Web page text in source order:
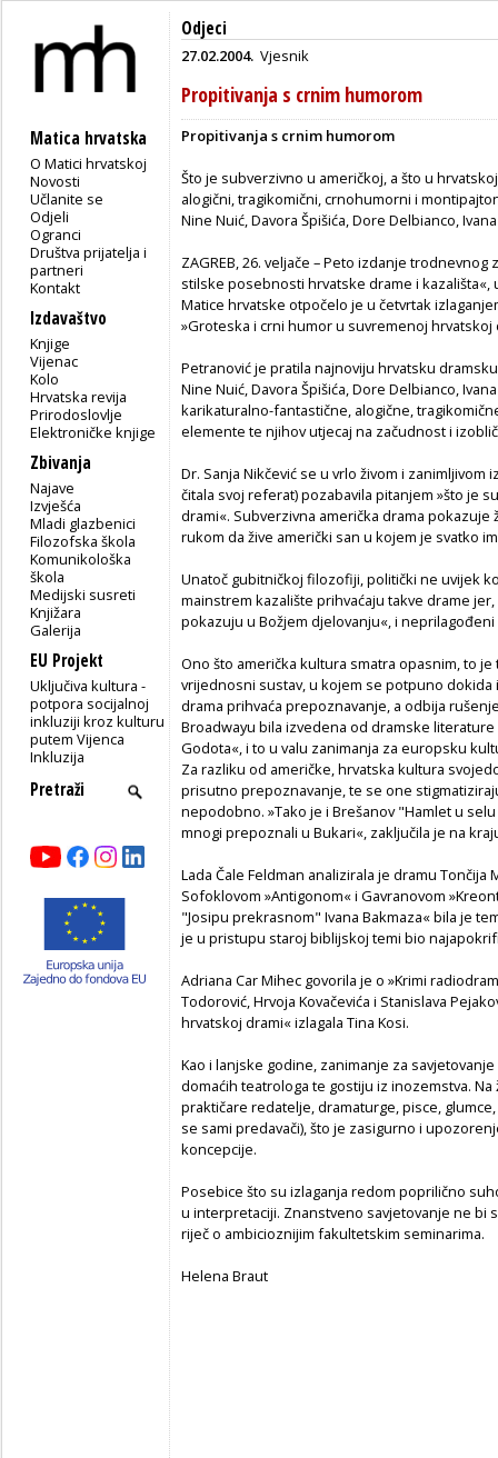
Matica hrvatska
O Matici hrvatskoj
Novosti
Učlanite se
Odjeli
Ogranci
Društva prijatelja i
partneri
Kontakt
Izdavaštvo
Knjige
Vijenac
Kolo
Hrvatska revija
Prirodoslovlje
Elektroničke knjige
Zbivanja
Najave
Izvješća
Mladi glazbenici
Filozofska škola
Komunikološka
škola
Medijski susreti
Knjižara
Galerija
EU Projekt
Uključiva kultura -
potpora socijalnoj
inkluziji kroz kulturu
putem Vijenca
Inkluzija
Odjeci
27.02.2004. Vjesnik
Propitivanja s crnim humorom
Propitivanja s crnim humorom
Što je subverzivno u američkoj, a što u
alogični, tragikomični, crnohumorni i
Nine Nuić, Davora Špišića, Dore Delbianco,
ZAGREB, 26. veljače – Peto izdanje
stilske posebnosti hrvatske drame i kazališta«,
Matice hrvatske otpočelo je u četvrtak
»Groteska i crni humor u suvremenoj hrvatskoj
Petranović je pratila najnoviju hrvatsku
Nine Nuić, Davora Špišića, Dore Delbianco,
karikaturalno-fantastične, alogične,
elemente te njihov utjecaj na začudnost i
Dr. Sanja Nikčević se u vrlo živom i
čitala svoj referat) pozabavila pitanjem »što je
drami«. Subverzivna američka drama
rukom da žive američki san u kojem je svatko
Unatoč gubitničkoj filozofiji, politički ne uvijek
mainstrem kazalište prihvaćaju takve drame
pokazuju u Božjem djelovanju«, i neprilagođeni
Ono što američka kultura smatra opasnim, to
vrijednosni sustav, u kojem se potpuno dokida
drama prihvaća prepoznavanje, a odbija
Broadwayu bila izvedena od dramske
Godota«, i to u valu zanimanja za europsku
Za razliku od američke, hrvatska kultura
prisutno prepoznavanje, te se one
nepodobno. »Tako je i Brešanov "Hamlet u
mnogi prepoznali u Bukari«, zaključila je na
Lada Čale Feldman analizirala je dramu
Sofoklovom »Antigonom« i Gavranovom
"Josipu prekrasnom" Ivana Bakmaza« bila je
je u pristupu staroj biblijskoj temi bio
Adriana Car Mihec govorila je o »Krimi
Todorović, Hrvoja Kovačevića i Stanislava
hrvatskoj drami« izlagala Tina Kosi.
Kao i lanjske godine, zanimanje za
domaćih teatrologa te gostiju iz inozemstva.
praktičare redatelje, dramaturge, pisce,
se sami predavači), što je zasigurno i
koncepcije.
Posebice što su izlaganja redom poprilično
u interpretaciji. Znanstveno savjetovanje ne bi
riječ o ambicioznijim fakultetskim seminarima.
Helena Braut